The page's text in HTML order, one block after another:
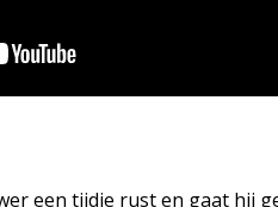
een tijdje rust en gaat hij